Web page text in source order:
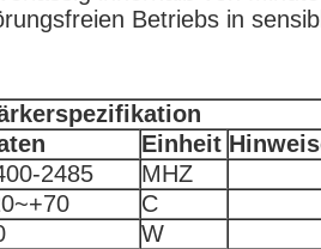
Betriebs in
Einheit
2485
MHZ
C
W